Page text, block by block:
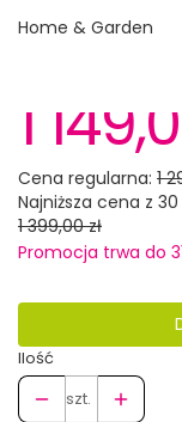
Home & Garden
1
Cena regularna: 1
Najniższa cena z
1 399,00 zł
Promocja trwa do
Ilość
szt.